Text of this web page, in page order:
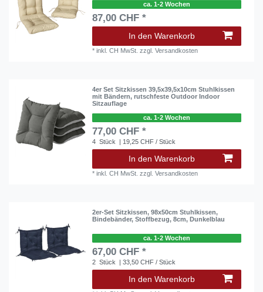
ca. 1-2 Wochen
87,00 CHF *
In den Warenkorb
*inkl. CH MwSt. zzgl.Versandkosten
4er Set Sitzkissen 39,5x39,5x10cm Stuhlkissen
mit Bändern, rutschfeste Outdoor Indoor
Sitzauflage
ca. 1-2 Wochen
77,00 CHF *
4 Stück | 19,25 CHF / Stück
In den Warenkorb
*inkl. CH MwSt. zzgl.Versandkosten
2er-Set Sitzkissen, 98x50cm Stuhlkissen,
Bindebänder, Stoffbezug, 8cm, Dunkelblau
ca. 1-2 Wochen
67,00 CHF *
2 Stück | 33,50 CHF / Stück
In den Warenkorb